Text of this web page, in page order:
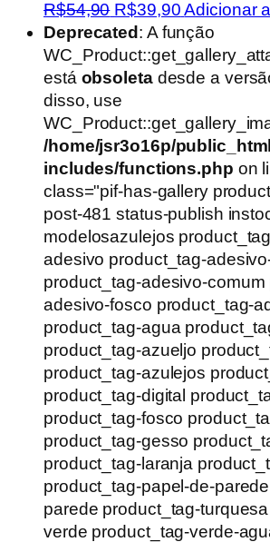
R$54,90 O
preço
original
era:
R$54,90.
R$39,90O
preço
atual
é:
Adicionar
Deprecated : A função
está obsoletadesde a
disso, use
/home/jsr3o16p/
includes/functions.php on
class="pif-has-gallery
post-481 status-publish
modelosazulejos
adesivo product_tag-
product_tag-adesivo-
adesivo-fosco product_tag-
product_tag-agua
product_tag-azueljo
product_tag-azulejos
product_tag-digital
product_tag-fosco
product_tag-gesso
product_tag-laranja
product_tag-papel-de-
parede product_tag-
verde product_tag-verde-